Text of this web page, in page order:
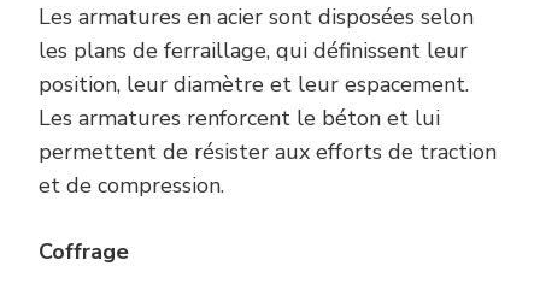
Les armatures en acier sont disposées selon
les plans de ferraillage, qui définissent leur
position, leur diamètre et leur espacement.
Les armatures renforcent le béton et lui
permettent de résister aux efforts de traction
et de compression.
Coffrage